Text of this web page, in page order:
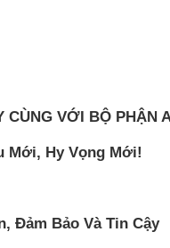
VỚI BỘ PHẬN
Mới, Hy Vọng Mới!
Đảm Bảo Và Tin Cậy